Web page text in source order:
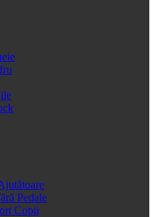
Pedale
Copii